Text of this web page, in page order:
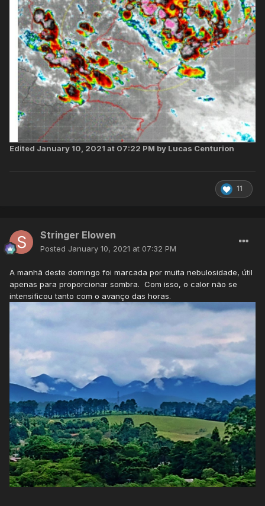
Edited January 10, 2021 at 07:22 PM by Lucas Centurion
11
Stringer Elowen
Posted January 10, 2021 at 07:32 PM
A manhã deste domingo foi marcada por muita nebulosidade, útil
apenas para proporcionar sombra. Com isso, o calor não se
intensificou tanto com o avanço das horas.